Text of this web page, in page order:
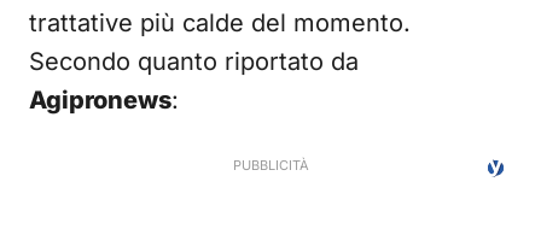
trattative più calde del momento.
Secondo quanto riportato da
Agipronews: